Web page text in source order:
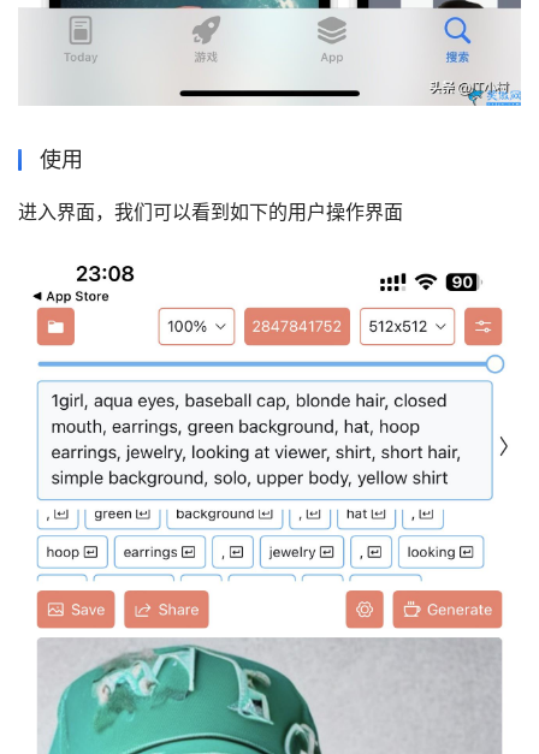
使用
进入界面，我们可以看到如下的用户操作界面